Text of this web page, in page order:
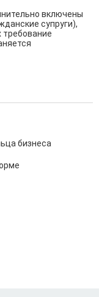
включены
супруги),
бизнеса